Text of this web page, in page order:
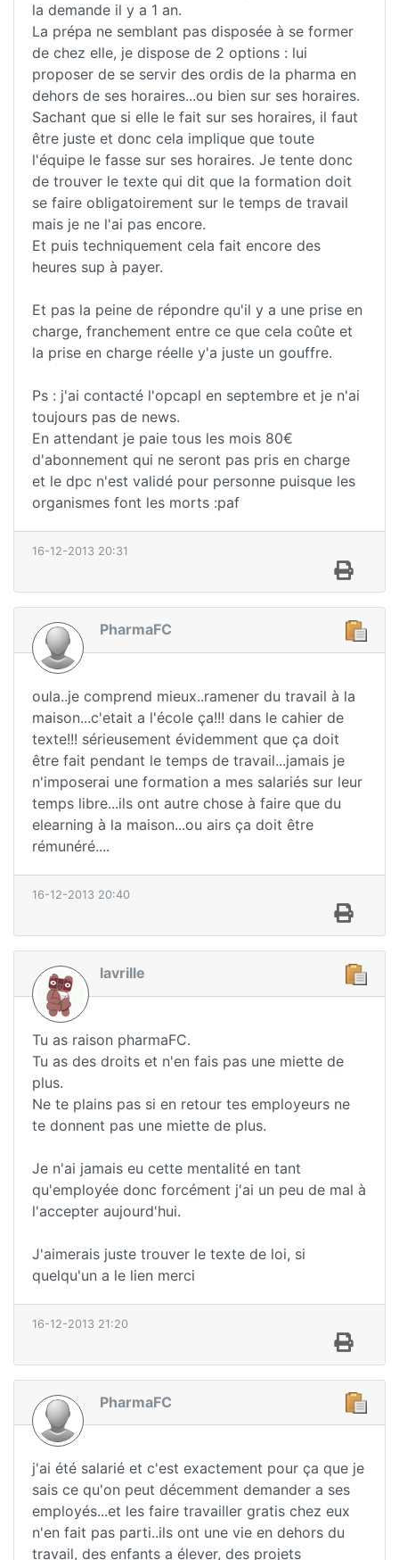
la demande il y a 1 an.
La prépa ne semblant pas disposée à se former
de chez elle, je dispose de 2 options : lui
proposer de se servir des ordis de la pharma en
dehors de ses horaires...ou bien sur ses horaires.
Sachant que si elle le fait sur ses horaires, il faut
être juste et donc cela implique que toute
l'équipe le fasse sur ses horaires. Je tente donc
de trouver le texte qui dit que la formation doit
se faire obligatoirement sur le temps de travail
mais je ne l'ai pas encore.
Et puis techniquement cela fait encore des
heures sup à payer.
Et pas la peine de répondre qu'il y a une prise en
charge, franchement entre ce que cela coûte et
la prise en charge réelle y'a juste un gouffre.
Ps : j'ai contacté l'opcapl en septembre et je n'ai
toujours pas de news.
En attendant je paie tous les mois 80€
d'abonnement qui ne seront pas pris en charge
et le dpc n'est validé pour personne puisque les
organismes font les morts :paf
16-12-2013 20:31
PharmaFC
oula..je comprend mieux..ramener du travail à la
maison...c'etait a l'école ça!!! dans le cahier de
texte!!! sérieusement évidemment que ça doit
être fait pendant le temps de travail...jamais je
n'imposerai une formation a mes salariés sur leur
temps libre...ils ont autre chose à faire que du
elearning à la maison...ou airs ça doit être
rémunéré....
16-12-2013 20:40
lavrille
Tu as raison pharmaFC.
Tu as des droits et n'en fais pas une miette de
plus.
Ne te plains pas si en retour tes employeurs ne
te donnent pas une miette de plus.
Je n'ai jamais eu cette mentalité en tant
qu'employée donc forcément j'ai un peu de mal à
l'accepter aujourd'hui.
J'aimerais juste trouver le texte de loi, si
quelqu'un a le lien merci
16-12-2013 21:20
PharmaFC
j'ai été salarié et c'est exactement pour ça que je
sais ce qu'on peut décemment demander a ses
employés...et les faire travailler gratis chez eux
n'en fait pas parti..ils ont une vie en dehors du
travail, des enfants a élever, des projets